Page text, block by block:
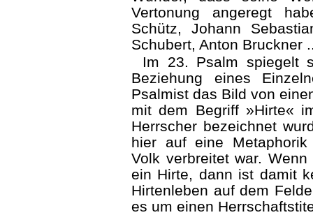
Vertonung angeregt
Schütz, Johann
Schubert, Anton Bruckner
Im 23. Psalm spiegelt
Beziehung eines
Psalmist das Bild von
mit dem Begriff »Hirte«
Herrscher bezeichnet
hier auf eine
Volk verbreitet war.
ein Hirte, dann ist damit
Hirtenleben auf dem
es um einen